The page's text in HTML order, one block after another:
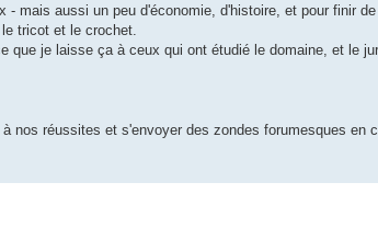
mais aussi un peu d'économie, d'histoire, et pour finir
tricot et le crochet.
je laisse ça à ceux qui ont étudié le domaine, et le
nos réussites et s'envoyer des zondes forumesques en